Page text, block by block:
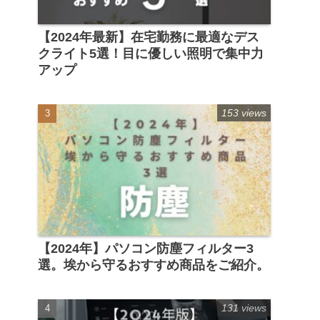
【2024年最新】在宅勤務に最適なデス
クライト5選！目に優しい照明で集中力
アップ
【2024年】パソコン防塵フィルター3
選。埃から守るおすすめ商品をご紹介。
153 views
131 views